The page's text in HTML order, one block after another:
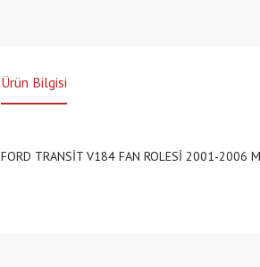
Ürün Bilgisi
FORD TRANSİT V184 FAN ROLESİ 2001-2006